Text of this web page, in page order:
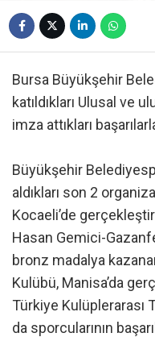
Bursa Büyükşehir
katıldıkları Ulusal ve
imza attıkları
Büyükşehir
aldıkları son 2
Kocaeli’de
Hasan Gemici-
bronz madalya
Kulübü, Manisa’da
Türkiye Kulüplerarası
da sporcularının